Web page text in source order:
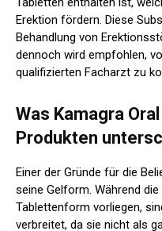
Erektion fördern. Diese
Behandlung von
dennoch wird empfohlen,
qualifizierten Facharzt zu
Was Kamagra
Produkten
Einer der Gründe für die
seine Gelform. Während
Tablettenform vorliegen,
verbreitet, da sie nicht als